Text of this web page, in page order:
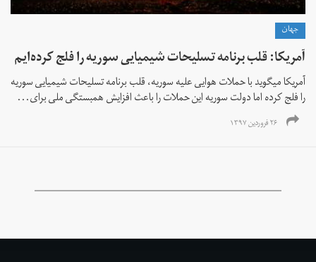
جهان
آمریکا: قلب برنامه تسلیحات شیمیایی سوریه را فلج کرده‌ایم
آمریکا می‎گوید با حملات هوایی علیه سوریه، قلب برنامه تسلیحات شیمیایی سوریه
را فلج کرده اما دولت سوریه این حملات را باعث افزایش همبستگی ملی برای...
۲۶ فروردین ۱۳۹۷